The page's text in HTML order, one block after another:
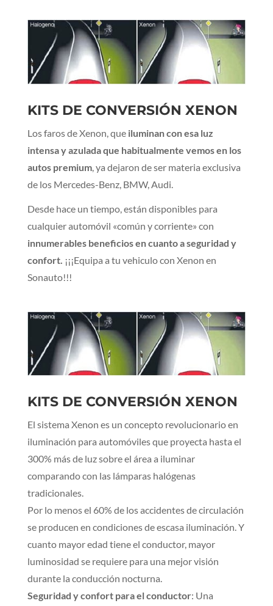
KITS DE CONVERSIÓN XENON
Los faros de Xenon, queiluminan con esa luz
intensa y azulada que habitualmente vemos en los
autos premium, ya dejaron de ser materia exclusiva
de los Mercedes-Benz, BMW, Audi.
Desde hace un tiempo, están disponibles para
cualquier automóvil «común y corriente» con
innumerables beneficios en cuanto a seguridad y
confort. ¡¡¡Equipa a tu vehiculo con Xenon en
Sonauto!!!
KITS DE CONVERSIÓN XENON
El sistema Xenon es un concepto revolucionario en
iluminación para automóviles que proyecta hasta el
300% más de luz sobre el área a iluminar
comparando con las lámparas halógenas
tradicionales.
Por lo menos el 60% de los accidentes de circulación
se producen en condiciones de escasa iluminación. Y
cuanto mayor edad tiene el conductor, mayor
luminosidad se requiere para una mejor visión
durante la conducción nocturna.
Seguridad y confort para el conductor: Una